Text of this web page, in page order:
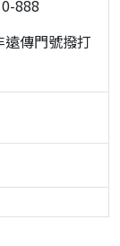
888
傳門號撥打